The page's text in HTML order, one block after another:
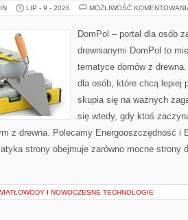
LIP - 9 - 2026 MOŻLIWOŚĆ
DomPol – portal dla osób
drewnianymi DomPol to
tematyce domów z
dla osób, które chcą lepiej
skupia się na ważnych
się wtedy, gdy ktoś
z drewna. Polecamy Energooszczędność i
strony obejmuje zarówno mocne strony
I NOWOCZESNE TECHNOLOGIE